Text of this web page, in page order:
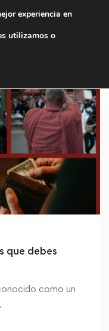
75€ de descuento.
que debes
como un
experiencia en
utilizamos o